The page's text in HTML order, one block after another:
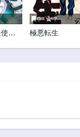
い
0 7
極悪転生